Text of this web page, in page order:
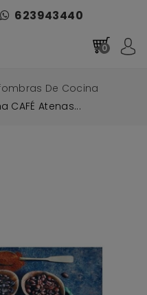
623943440
0
De Cocina
CAFÉ Atenas...